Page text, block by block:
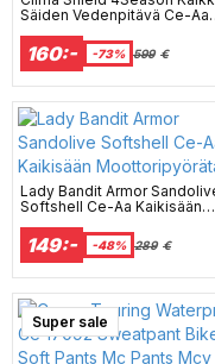
Säiden Vedenpitävä Ce-Aa
Moottoripyörätakki
160:- -73% 599 €
Lady Bandit Armor
Softshell Ce-Aa Kaikisään
149:- -48% 289 €
Super sale